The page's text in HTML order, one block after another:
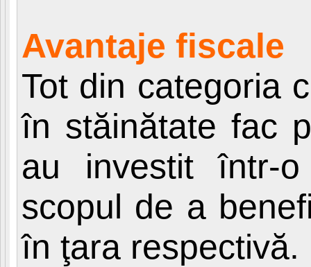
Avantaje fiscale
Tot din categoria
în stăinătate fac
au investit într-
scopul de a
în ţara respectivă.